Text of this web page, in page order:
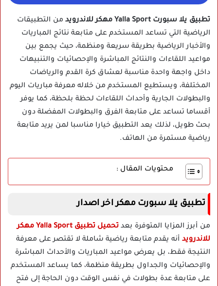
تطبيق يلا سبورت Yalla Sport مهكر للاندرويد
من التطبيقات
الرياضية التي تساعد المستخدم على متابعة نتائج المباريات
والأخبار الرياضية بطريقة سريعة ومنظمة، حيث يجمع بين
مواعيد اللقاءات والنتائج المباشرة والإحصائيات والتنبيهات
داخل واجهة واحدة مناسبة لعشاق كرة القدم والرياضات
المختلفة، ويستطيع المستخدم من خلاله معرفة مباريات اليوم
والبطولات الجارية وأحداث اللقاءات لحظة بلحظة، كما يوفر
أقساما تساعد على متابعة الفرق والبطولات المفضلة دون
بحث طويل، لذلك يعد التطبيق خيارا مناسبا لمن يريد متابعة
رياضية مستمرة من الهاتف.
محتويات المقال :
تطبيق يلا سبورت مهكر اخر اصدار
من أبرز المزايا المتوفرة بعد
تحميل تطبيق Yalla Sport مهكر
للاندرويد أنه يقدم متابعة رياضية شاملة لا تقتصر على معرفة
النتيجة فقط، بل يعرض مواعيد المباريات والأحداث المباشرة
والإحصائيات والجداول بطريقة منظمة، كما يساعد المستخدم
على متابعة عدة بطولات في نفس الوقت دون الحاجة إلى فتح